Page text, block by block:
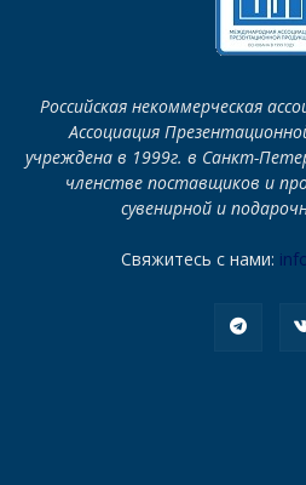
Российская некоммерческая
Ассоциация
учреждена в 1999г. в Санкт-
членстве поставщиков и
сувенирной и
Свяжитесь с нами: